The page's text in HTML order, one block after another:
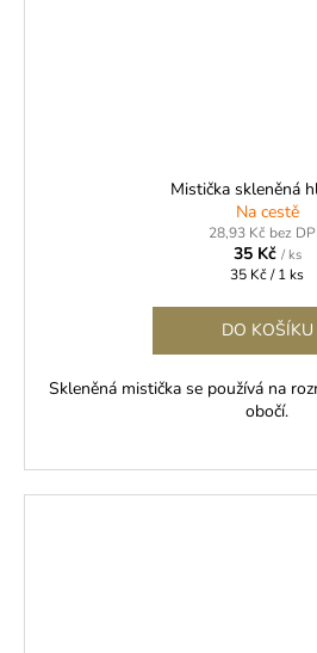
Mistička skleněná
Na cestě
28,93 Kč bez
35 Kč / ks
Měrná
35 Kč / 1 ks
DO KOŠÍKU
Skleněná mistička se používá na
obočí.